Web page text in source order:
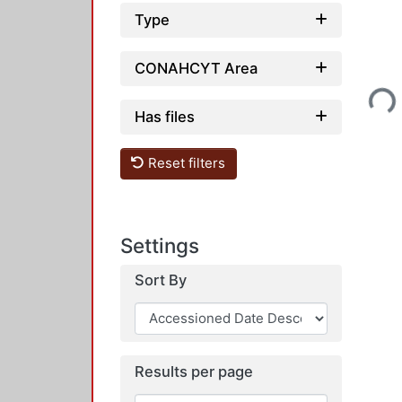
Type
CONAHCYT Area
Has files
Reset filters
Settings
Sort By
Results per page